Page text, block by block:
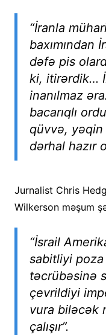
“İranla
baxımından
dəfə pis
ki, itirərdik…
inanılmaz
bacarıqlı
qüvvə, yəqin
dərhal hazır
Jurnalist Chris
Wilkerson məşum
“İsrail
sabitliyi
təcrübəsinə
çevrildiyi
vura biləcək
çalışır”.